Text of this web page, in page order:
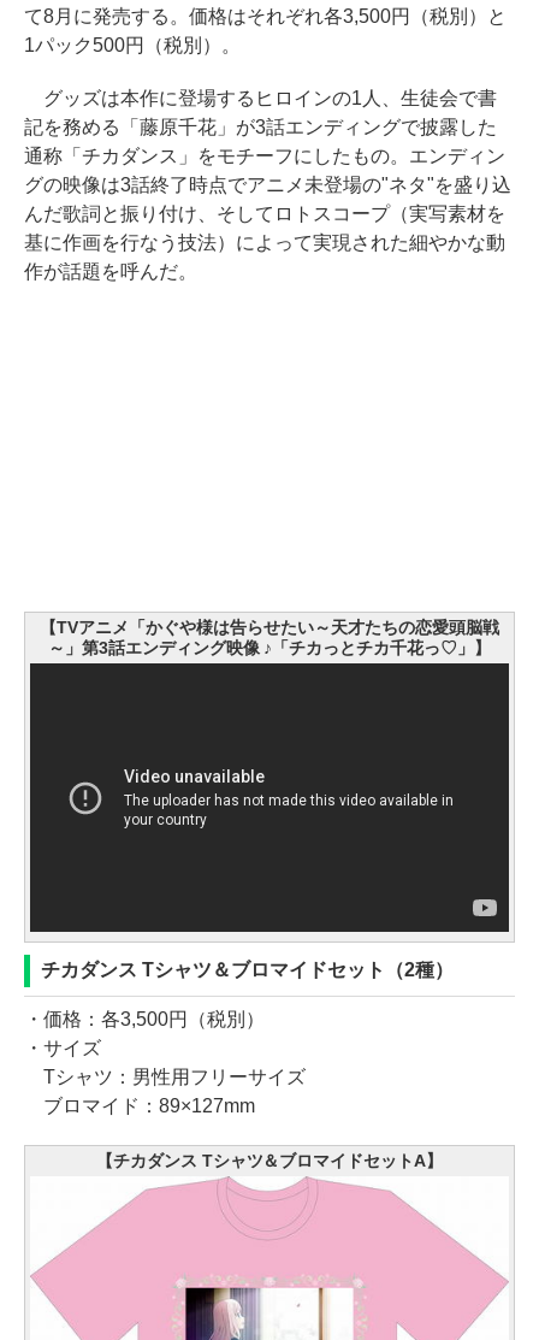
て8月に発売する。価格はそれぞれ各3,500円（税別）と
1パック500円（税別）。
グッズは本作に登場するヒロインの1人、生徒会で書
記を務める「藤原千花」が3話エンディングで披露した
通称「チカダンス」をモチーフにしたもの。エンディン
グの映像は3話終了時点でアニメ未登場の"ネタ"を盛り込
んだ歌詞と振り付け、そしてロトスコープ（実写素材を
基に作画を行なう技法）によって実現された細やかな動
作が話題を呼んだ。
【TVアニメ「かぐや様は告らせたい～天才たちの恋愛頭脳戦
～」第3話エンディング映像 ♪「チカっとチカ千花っ♡」】
チカダンス Tシャツ＆ブロマイドセット（2種）
・価格：各3,500円（税別）
・サイズ
Tシャツ：男性用フリーサイズ
ブロマイド：89×127mm
【チカダンス Tシャツ＆ブロマイドセットA】